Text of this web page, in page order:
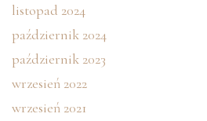
listopad 2024
październik 2024
październik 2023
wrzesień 2022
wrzesień 2021